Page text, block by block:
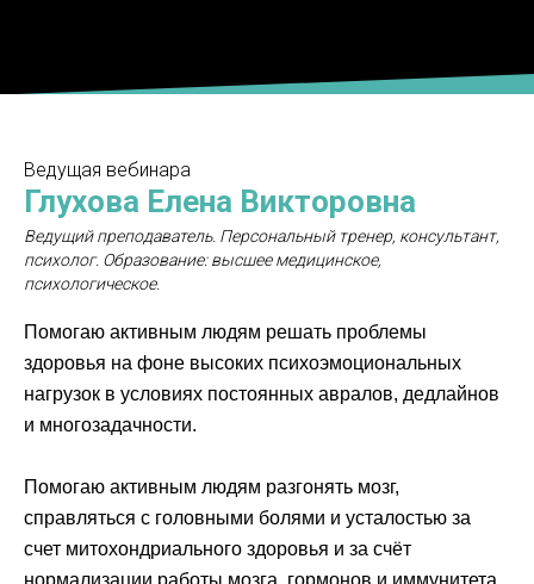
Ведущая вебинара
Глухова Елена Викторовна
Ведущий преподаватель. Персональный тренер, консультант,
психолог. Образование: высшее медицинское,
психологическое.
Помогаю активным людям решать проблемы
здоровья на фоне высоких психоэмоциональных
нагрузок в условиях постоянных авралов, дедлайнов
и многозадачности.
Помогаю активным людям разгонять мозг,
справляться с головными болями и усталостью за
счет митохондриального здоровья и за счёт